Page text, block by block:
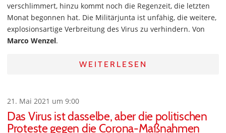
verschlimmert, hinzu kommt noch die Regenzeit, die letzten
Monat begonnen hat. Die Militärjunta ist unfähig, die weitere,
explosionsartige Verbreitung des Virus zu verhindern. Von
Marco Wenzel.
WEITERLESEN
21. Mai 2021 um 9:00
Das Virus ist dasselbe, aber die politischen
Proteste gegen die Corona-Maßnahmen